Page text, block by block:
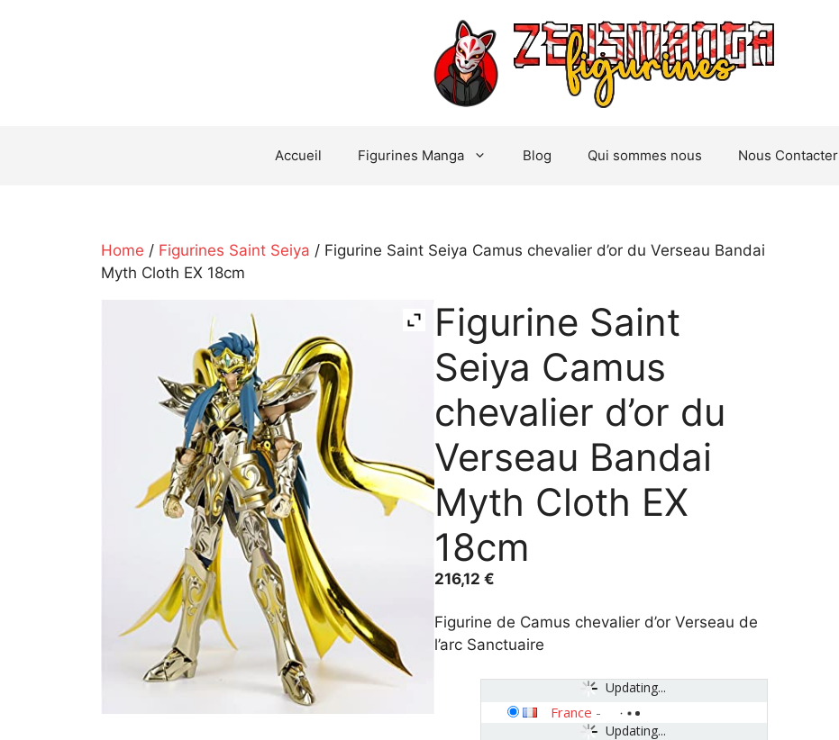
Accueil Figurines Manga Blog Qui sommes nous Nous Contacter
Home / Figurines Saint Seiya / Figurine Saint Seiya Camus chevalier d’or du Verseau Bandai
Myth Cloth EX 18cm
Figurine Saint
Seiya Camus
chevalier d’or du
Verseau Bandai
Myth Cloth EX
18cm
216,12 €
Figurine de Camus chevalier d’or Verseau de
l’arc Sanctuaire
Updating...
Updating...
France -